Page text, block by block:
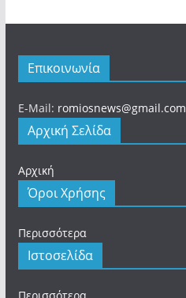
Επικοινωνία
E-Mail: romiosnews@gmail.com
Αρχική Σελίδα
Αρχική
Όροι Χρήσης
Περισσότερα
Ιστοσελίδα